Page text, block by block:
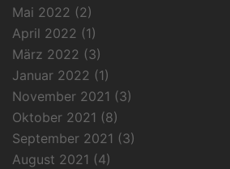
Mai 2022 (2)
April 2022 (1)
März 2022 (3)
Januar 2022 (1)
November 2021 (3)
Oktober 2021 (8)
September 2021 (3)
August 2021 (4)